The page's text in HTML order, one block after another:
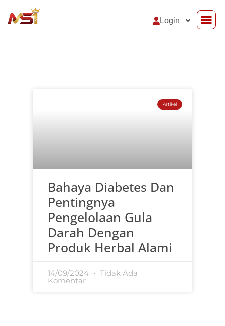
Login
Artikel
Bahaya Diabetes Dan
Pentingnya
Pengelolaan Gula
Darah Dengan
Produk Herbal Alami
14/09/2024 Tidak Ada
Komentar